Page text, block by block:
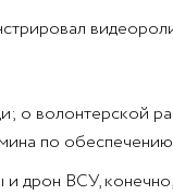
о волонтерской
по
дрон ВСУ,